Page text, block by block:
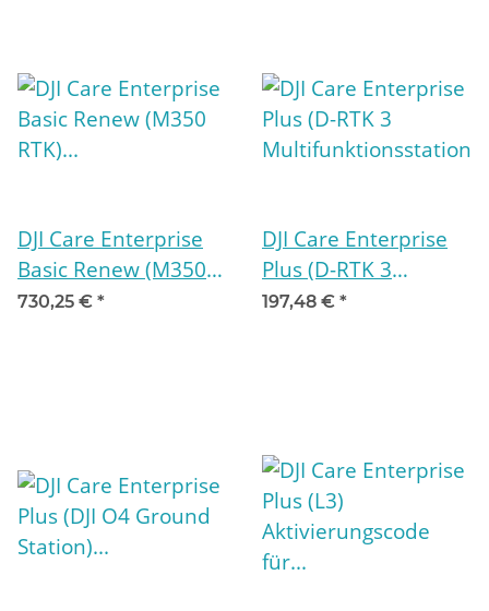
DJI Care Enterprise
Basic Renew (M350
RTK)
730,25 € *
DJI Care Enterprise
Plus (D-RTK 3
Multifunktionsstation)
197,48 € *